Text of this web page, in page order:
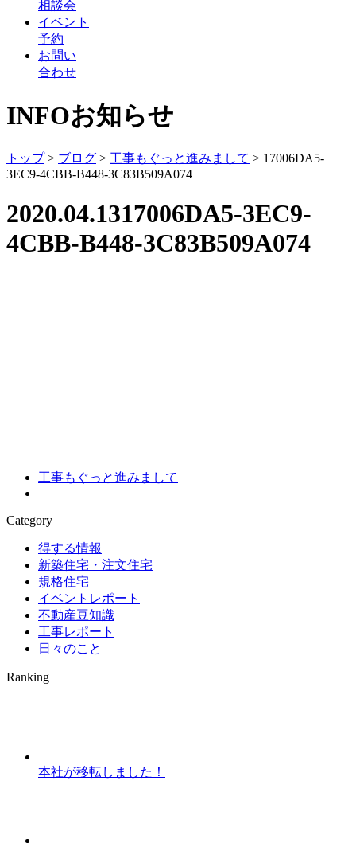
相談会
イベント
予約
お問い
合わせ
INFOお知らせ
トップ> ブログ > 工事もぐっと進みまして > 17006DA5-
3EC9-4CBB-B448-3C83B509A074
2020.04.1317006DA5-3EC9-
4CBB-B448-3C83B509A074
工事もぐっと進みまして
Category
得する情報
新築住宅・注文住宅
規格住宅
イベントレポート
不動産豆知識
工事レポート
日々のこと
Ranking
本社が移転しました！